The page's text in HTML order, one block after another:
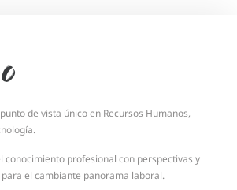
de vista único en Recursos Humanos,
conocimiento profesional con perspectivas y
el cambiante panorama laboral.